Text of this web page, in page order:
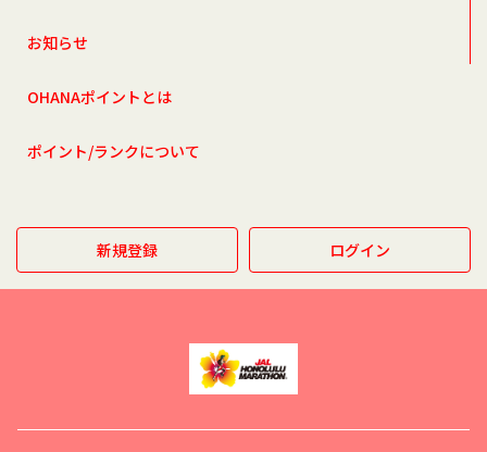
お知らせ
OHANAポイントとは
ポイント/ランクについて
新規登録 ログイン